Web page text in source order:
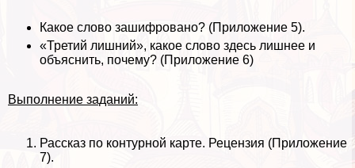
Какое слово зашифровано? (Приложение 5).
«Третий лишний», какое слово здесь лишнее и
объяснить, почему? (Приложение 6)
Выполнение заданий:
Рассказ по контурной карте. Рецензия (Приложение
7).